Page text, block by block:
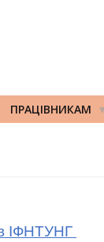
ПРАЦІВНИКАМ
ІФНТУНГ